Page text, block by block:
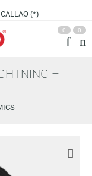
VISÍTANOS EN
0 0
–